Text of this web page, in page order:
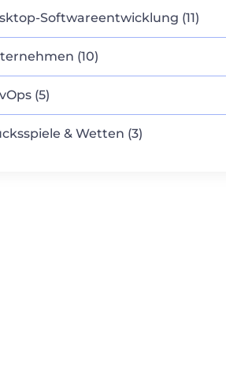
Softwareentwicklung (11)
(10)
(5)
& Wetten (3)